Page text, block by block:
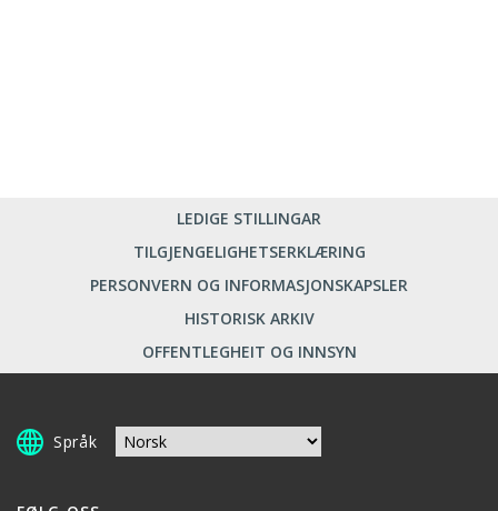
LEDIGE STILLINGAR
TILGJENGELIGHETSERKLÆRING
PERSONVERN OG INFORMASJONSKAPSLER
HISTORISK ARKIV
OFFENTLEGHEIT OG INNSYN
Språk